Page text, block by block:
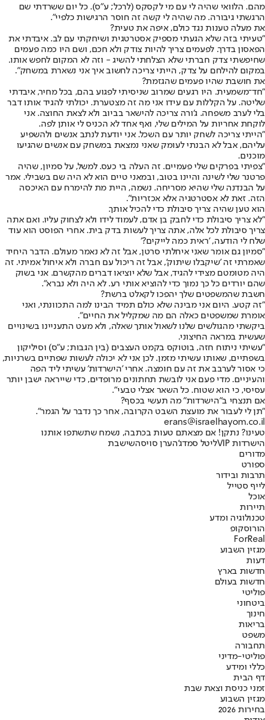
מהם. הלוואי שהיה לי עם מי לקסקס (לרכל; ע"ס). כל יום ששרדתי שם
הרגשתי גיבורה. מה שהיה לי קשה זה חוסר הרגישות כלפיי".
את מעלה טענות נגד כולם, איפה את טעית?
"טעיתי בזה שלא הגעתי מספיק אסטרטגית ושיחקתי עם לב. איבדתי את
הפאסון בדרך. לפעמים צריך להיות צודק ולא חכם, ושם היו כמה פעמים
שחיפשתי צדק חברתי שלא הצלחתי להשיג - וזה לא המקום לחפש אותו.
במקום להילחם על צדק, הייתי צריכה לחשוב איך אני נשארת במשחק".
את חושבת שהיו פעמים שהגזמת?
"חד־משמעית. היו רגעים שמרוב שניסיתי לפגוע בהם, בכל מחיר, איבדתי
שליטה. על הקללות עם עידו אני מה זה מצטערת. יכולתי להגיד אותו דבר
בלי לערב משפחה. ג'ורה צריכה להישאר בביוב ולא לצאת החוצה. אני
לוקחת אחריות על המילים שלי, ואף אחד לא הכניס לי אותן לפה.
"הייתי צריכה לשחק יותר עם השכל. אני יודעת לנתב אנשים ולהשפיע
עליהם, אבל לא הבנתי לעומק שאני נמצאת במשחק עם אנשים שהגיעו
מוכנים.
"צפיתי בפרקים שלי פעמיים. זה העלה בי כעס. למשל, על סמיון, שהיה
פרטנר שלי לשינה והיינו בטוב, ובמאני טיים הוא לא היה שם בשבילי. אמר
על הבנדנה שלי שהיא מסריחה. נשמה, היית מת להימרח עם האיכסה
הזה. זאת לא אסטרטגיה אלא אכזריות".
הוא טען שהיה צריך סיבולת כדי להכיל אותך.
"לא צריך סיבולת כדי לחבק בן אדם, לעמוד לידו ולא לצחוק עליו. ואם אתה
צריך סיבולת לכל אלה, אתה צריך לעשות בדק בית. אחרי הפוסט הוא עוד
שלח לי הודעה, 'ראית כמה לייקים?'
"סמיון גם אומר שאני איחלתי סרטן, אבל זה לא נאמר מעולם. הדבר היחיד
שאמרתי זה 'שיקבלו שיתוק', אבל זה ריכול עם חברה ולא איחול אמיתי. זה
היה מטומטם מצידי להגיד, אבל שלא יוציאו דברים מהקשרם. אני בשוק
שהם יורדים כל כך נמוך כדי להוציא אותי רע. לא היה ולא נברא".
חשבת שהמשפטים שלך יהפכו לקאלט ברשת?
"זה קטע. היום אני מבינה שלא כולם תמיד הבינו למה התכוונתי, ואני
אומרת שמשפטים כאלה הם מה שמקליל את החיים".
ביקשתי מהגולשים שלנו לשאול אותך שאלה, ולא מעט התעניינו בשינויים
שעשית במראה החיצוני.
"עשיתי ניתוח חזה, בוטוקס בקמט העצבים (בין הגבות; ע"ס) וסיליקון
בשפתיים, שאותו עשיתי מזמן. לכן אני לא יכולה לעשות שפתיים בשרניות,
כי אסור לערבב את זה עם חומצה. אחרי 'הישרדות' עשיתי ליד הפה
והעיניים. מדי פעם אני לובשת תחתונים מרופדים, כדי שייראה ישבן יותר
עסיסי, כי הוא שטוח. כל השאר אצלי טבעי".
אם תנצחי ב"הישרדות" מה תעשי בכסף?
"תן לי לעבור את מועצת השבט הקרובה, אחר כך נדבר על הגמר".
erans@israelhayom.co.il
טעינו? נתקן! אם מצאתם טעות בכתבה, נשמח שתשתפו אותנו
הישרדות VIP
ליטל סמדג'הערן סויסהשישבת
מדורים
ספורט
תרבות ובידור
לייף סטייל
אוכל
תיירות
טכנולוגיה ומדע
הורוסקופ
ForReal
מגזין השבוע
דעות
חדשות בארץ
חדשות בעולם
פוליטי
ביטחוני
חינוך
בריאות
משפט
תחבורה
פוליטי-מדיני
כללי ומידע
דף הבית
זמני כניסת וצאת שבת
מגזין השבוע
בחירות 2026